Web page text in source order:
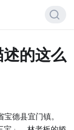
的这么
德县宜门镇。